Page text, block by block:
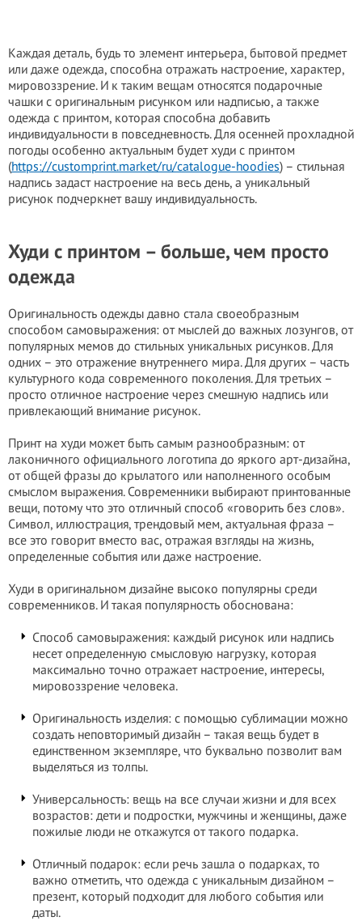
Каждая деталь, будь то элемент интерьера, бытовой предмет
или даже одежда, способна отражать настроение, характер,
мировоззрение. И к таким вещам относятся подарочные
чашки с оригинальным рисунком или надписью, а также
одежда с принтом, которая способна добавить
индивидуальности в повседневность. Для осенней прохладной
погоды особенно актуальным будет худи с принтом
(https://customprint.market/ru/catalogue-hoodies) – стильная
надпись задаст настроение на весь день, а уникальный
рисунок подчеркнет вашу индивидуальность.
Худи с принтом – больше, чем просто
одежда
Оригинальность одежды давно стала своеобразным
способом самовыражения: от мыслей до важных лозунгов, от
популярных мемов до стильных уникальных рисунков. Для
одних – это отражение внутреннего мира. Для других – часть
культурного кода современного поколения. Для третьих –
просто отличное настроение через смешную надпись или
привлекающий внимание рисунок.
Принт на худи может быть самым разнообразным: от
лаконичного официального логотипа до яркого арт-дизайна,
от общей фразы до крылатого или наполненного особым
смыслом выражения. Современники выбирают принтованные
вещи, потому что это отличный способ «говорить без слов».
Символ, иллюстрация, трендовый мем, актуальная фраза –
все это говорит вместо вас, отражая взгляды на жизнь,
определенные события или даже настроение.
Худи в оригинальном дизайне высоко популярны среди
современников. И такая популярность обоснована:
Способ самовыражения: каждый рисунок или надпись
несет определенную смысловую нагрузку, которая
максимально точно отражает настроение, интересы,
мировоззрение человека.
Оригинальность изделия: с помощью сублимации можно
создать неповторимый дизайн – такая вещь будет в
единственном экземпляре, что буквально позволит вам
выделяться из толпы.
Универсальность: вещь на все случаи жизни и для всех
возрастов: дети и подростки, мужчины и женщины, даже
пожилые люди не откажутся от такого подарка.
Отличный подарок: если речь зашла о подарках, то
важно отметить, что одежда с уникальным дизайном –
презент, который подходит для любого события или
даты.